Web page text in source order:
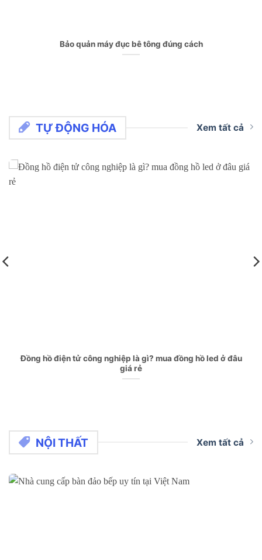
Bảo quản máy đục bê tông đúng cách
TỰ ĐỘNG HÓA Xem tất cả
Đồng hồ điện tử công nghiệp là gì? mua đồng hồ led ở đâu
giá rẻ
NỘI THẤT Xem tất cả